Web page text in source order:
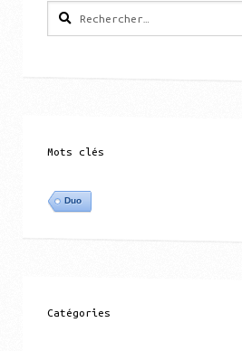
Rechercher :
Mots clés
Duo
Catégories